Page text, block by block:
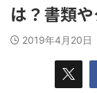
は？書類
2019年4月20日